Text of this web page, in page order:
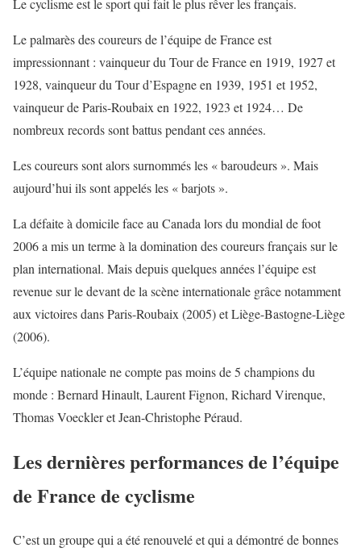
Le cyclisme est le sport qui fait le plus rêver les français.
Le palmarès des coureurs de l’équipe de France est
impressionnant : vainqueur du Tour de France en 1919, 1927 et
1928, vainqueur du Tour d’Espagne en 1939, 1951 et 1952,
vainqueur de Paris-Roubaix en 1922, 1923 et 1924… De
nombreux records sont battus pendant ces années.
Les coureurs sont alors surnommés les « baroudeurs ». Mais
aujourd’hui ils sont appelés les « barjots ».
La défaite à domicile face au Canada lors du mondial de foot
2006 a mis un terme à la domination des coureurs français sur le
plan international. Mais depuis quelques années l’équipe est
revenue sur le devant de la scène internationale grâce notamment
aux victoires dans Paris-Roubaix (2005) et Liège-Bastogne-Liège
(2006).
L’équipe nationale ne compte pas moins de 5 champions du
monde : Bernard Hinault, Laurent Fignon, Richard Virenque,
Thomas Voeckler et Jean-Christophe Péraud.
Les dernières performances de l’équipe
de France de cyclisme
C’est un groupe qui a été renouvelé et qui a démontré de bonnes